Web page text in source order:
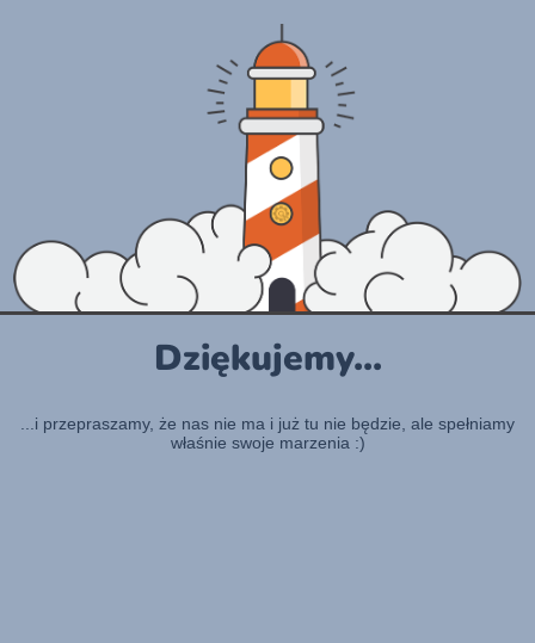
Dziękujemy...
...i przepraszamy, że nas nie ma i już tu nie będzie, ale spełniamy
właśnie swoje marzenia :)